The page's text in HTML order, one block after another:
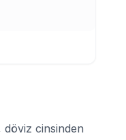
döviz cinsinden